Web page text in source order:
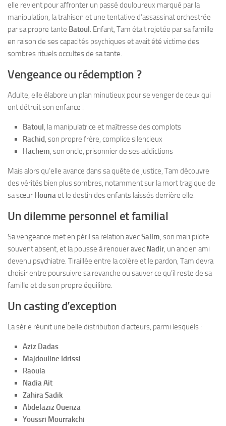
elle revient pour affronter un passé douloureux marqué par la
manipulation, la trahison et une tentative d’assassinat orchestrée
par sa propre tante Batoul. Enfant, Tam était rejetée par sa famille
en raison de ses capacités psychiques et avait été victime des
sombres rituels occultes de sa tante.
Vengeance ou rédemption ?
Adulte, elle élabore un plan minutieux pour se venger de ceux qui
ont détruit son enfance :
Batoul, la manipulatrice et maîtresse des complots
Rachid, son propre frère, complice silencieux
Hachem, son oncle, prisonnier de ses addictions
Mais alors qu’elle avance dans sa quête de justice, Tam découvre
des vérités bien plus sombres, notamment sur la mort tragique de
sa sœur Houriaet le destin des enfants laissés derrière elle.
Un dilemme personnel et familial
Sa vengeance met en péril sa relation avecSalim, son mari pilote
souvent absent, et la pousse à renouer avec Nadir, un ancien ami
devenu psychiatre. Tiraillée entre la colère et le pardon, Tam devra
choisir entre poursuivre sa revanche ou sauver ce qu’il reste de sa
famille et de son propre équilibre.
Un casting d’exception
La série réunit une belle distribution d’acteurs, parmi lesquels :
Aziz Dadas
Majdouline Idrissi
Raouia
Nadia Ait
Zahira Sadik
Abdelaziz Ouenza
Youssri Mourrakchi